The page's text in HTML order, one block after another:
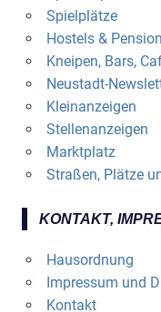
Spielplätze
Hostels &
Kneipen, Bars,
Neustadt-
Kleinanzeigen
Stellenanzeigen
Marktplatz
Straßen, Plätze
KONTAKT,
Hausordnung
Impressum und
Kontakt